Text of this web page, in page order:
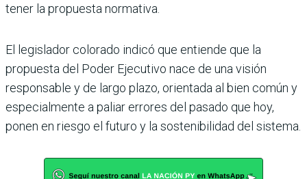
tener la propuesta normativa.
El legislador colorado indicó que entiende que la
propuesta del Poder Ejecutivo nace de una visión
responsable y de largo plazo, orientada al bien común y
especialmente a paliar errores del pasado que hoy,
ponen en riesgo el futuro y la sostenibilidad del sistema.